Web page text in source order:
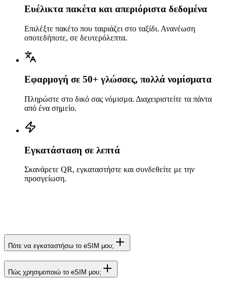
Ευέλικτα πακέτα και απεριόριστα δεδομένα
Επιλέξτε πακέτο που ταιριάζει στο ταξίδι. Ανανέωση
οποτεδήποτε, σε δευτερόλεπτα.
Εφαρμογή σε 50+ γλώσσες, πολλά νομίσματα
Πληρώστε στο δικό σας νόμισμα. Διαχειριστείτε τα πάντα
από ένα σημείο.
Εγκατάσταση σε λεπτά
Σκανάρετε QR, εγκαταστήστε και συνδεθείτε με την
προσγείωση.
Πότε να εγκαταστήσω το eSIM μου;
Πώς χρησιμοποιώ το eSIM μου;